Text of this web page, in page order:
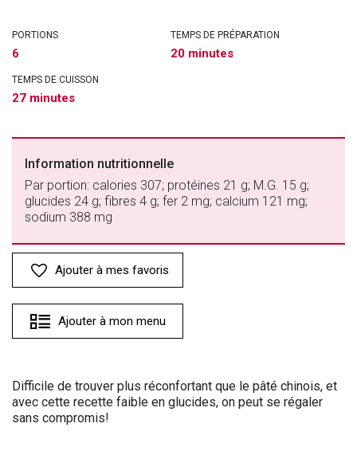
PORTIONS
6
TEMPS DE PRÉPARATION
20 minutes
TEMPS DE CUISSON
27 minutes
Information nutritionnelle
Par portion: calories 307; protéines 21 g; M.G. 15 g;
glucides 24 g; fibres 4 g; fer 2 mg; calcium 121 mg;
sodium 388 mg
Ajouter à mes favoris
Ajouter à mon menu
Difficile de trouver plus réconfortant que le pâté chinois, et
avec cette recette faible en glucides, on peut se régaler
sans compromis!